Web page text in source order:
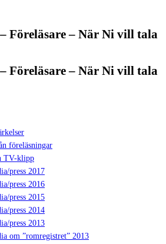
Föreläsare – När Ni vill tala
Föreläsare – När Ni vill tala
föreläsningar
TV-klipp
press 2017
press 2016
press 2015
press 2014
press 2013
om ”romregistret” 2013